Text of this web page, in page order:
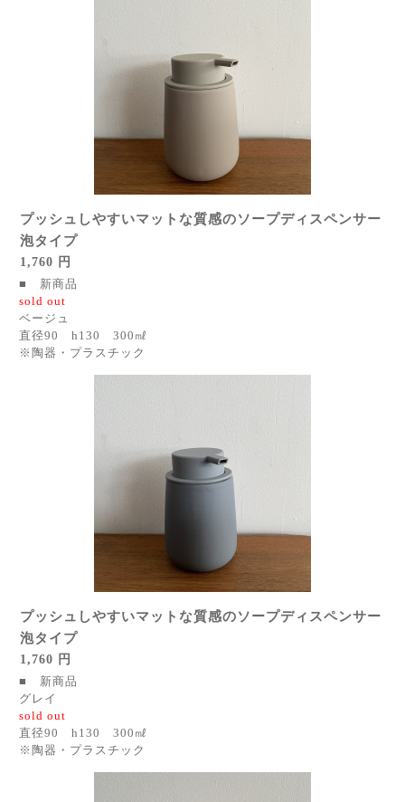
プッシュしやすいマットな質感のソープディスペンサー
泡タイプ
1,760 円
■ 新商品
sold out
ベージュ
直径90 h130 300㎖
※陶器・プラスチック
プッシュしやすいマットな質感のソープディスペンサー
泡タイプ
1,760 円
■ 新商品
グレイ
sold out
直径90 h130 300㎖
※陶器・プラスチック